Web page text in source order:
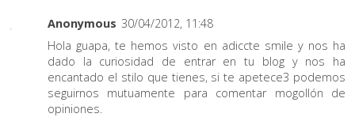
Anonymous 30/04/2012, 11:48
Hola guapa, te hemos visto en adiccte smile y nos ha
dado la curiosidad de entrar en tu blog y nos ha
encantado el stilo que tienes, si te apetece3 podemos
seguirnos mutuamente para comentar mogollón de
opiniones.